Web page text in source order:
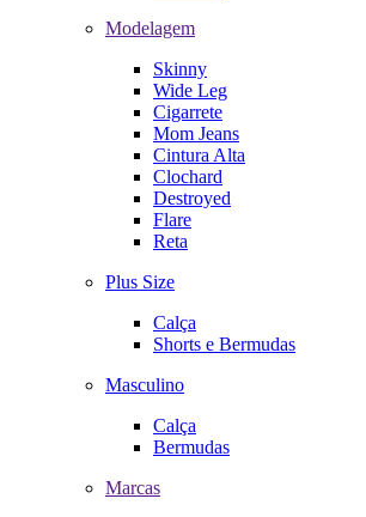
Modelagem
Skinny
Wide Leg
Cigarrete
Mom Jeans
Cintura Alta
Clochard
Destroyed
Flare
Reta
Plus Size
Calça
Shorts e Bermudas
Masculino
Calça
Bermudas
Marcas